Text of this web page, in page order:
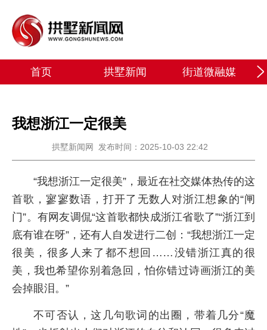
首页 拱墅新闻 街道微融媒
我想浙江一定很美
拱墅新闻网 发布时间：2025-10-03 22:42
“我想浙江一定很美”，最近在社交媒体热传的这
首歌，寥寥数语，打开了无数人对浙江想象的“闸
门”。有网友调侃“这首歌都快成浙江省歌了”“浙江到
底有谁在呀”，还有人自发进行二创：“我想浙江一定
很美，很多人来了都不想回……没错浙江真的很
美，我也希望你别着急回，怕你错过诗画浙江的美
会掉眼泪。”
不可否认，这几句歌词的出圈，带着几分“魔